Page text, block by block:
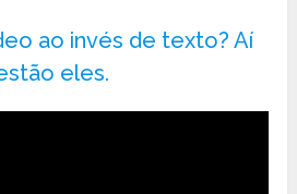
ao invés de texto? Aí
eles.